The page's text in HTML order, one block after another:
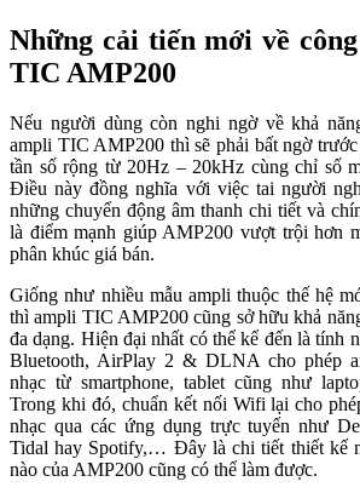
Những cải tiến mới về
TIC AMP200
Nếu người dùng còn nghi ngờ về khả
ampli TIC AMP200 thì sẽ phải bất ngờ
tần số rộng từ 20Hz – 20kHz cùng chỉ số
Điều này đồng nghĩa với việc tai người
những chuyển động âm thanh chi tiết và
là điểm mạnh giúp AMP200 vượt trội hơn
phân khúc giá bán.
Giống như nhiều mẫu ampli thuộc thế hệ
thì ampli TIC AMP200 cũng sở hữu khả
đa dạng. Hiện đại nhất có thể kể đến là tính
Bluetooth, AirPlay 2 & DLNA cho phép
nhạc từ smartphone, tablet cũng như
Trong khi đó, chuẩn kết nối Wifi lại cho
nhạc qua các ứng dụng trực tuyến như
Tidal hay Spotify,… Đây là chi tiết thiết kế
nào của AMP200 cũng có thể làm được.